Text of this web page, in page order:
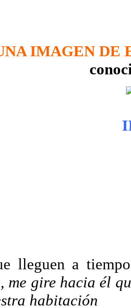
IMAGEN DE
lleguen a
me gire hacia él
habitación